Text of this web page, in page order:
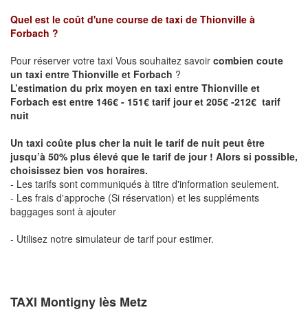
Quel est le coût d'une course de taxi de Thionville à
Forbach ?
Pour réserver votre taxi Vous souhaitez savoir combien coute
un taxi entre Thionville et Forbach ?
L’estimation du prix moyen en taxi entre Thionville et
Forbach est entre 146€ - 151€ tarif jour et 205€ -212€ tarif
nuit
Un taxi coûte plus cher la nuit le tarif de nuit peut être
jusqu’à 50% plus élevé que le tarif de jour ! Alors si possible,
choisissez bien vos horaires.
- Les tarifs sont communiqués à titre d'information seulement.
- Les frais d'approche (Si réservation) et les suppléments
baggages sont à ajouter
- Utilisez notre simulateur de tarif pour estimer.
TAXI Montigny lès Metz